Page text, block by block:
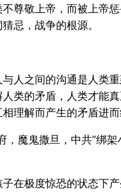
尊敬上帝，而被上帝
忌，战争的根源。
人之间的沟通是人类
类的矛盾，人类才能
理解而产生的矛盾进而
魔鬼撒旦，中共”绑
在极度惊恐的状态下